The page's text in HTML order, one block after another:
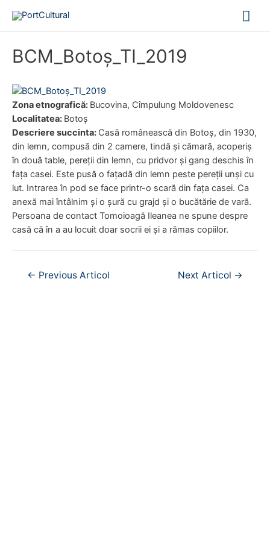
BCM_Botoş_TI_2019
Zona etnografică: Bucovina, Cîmpulung Moldovenesc
Localitatea: Botoş
Descriere succinta: Casă românească din Botoș, din 1930,
din lemn, compusă din 2 camere, tindă și cămară, acoperiș
în două table, pereții din lemn, cu pridvor și gang deschis în
fața casei. Este pusă o fațadă din lemn peste pereții unși cu
lut. Intrarea în pod se face printr-o scară din fața casei. Ca
anexă mai întâlnim și o șură cu grajd și o bucătărie de vară.
Persoana de contact Tomoioagă Ileanea ne spune despre
casă că în a au locuit doar socrii ei și a rămas copiilor.
Navigare
← Previous Articol Next Articol →